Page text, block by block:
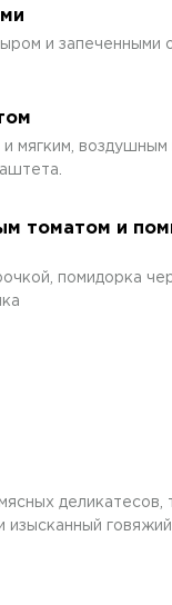
и запеченными
мягким, воздушным
томатом и
помидорка
деликатесов,
изысканный говяжий